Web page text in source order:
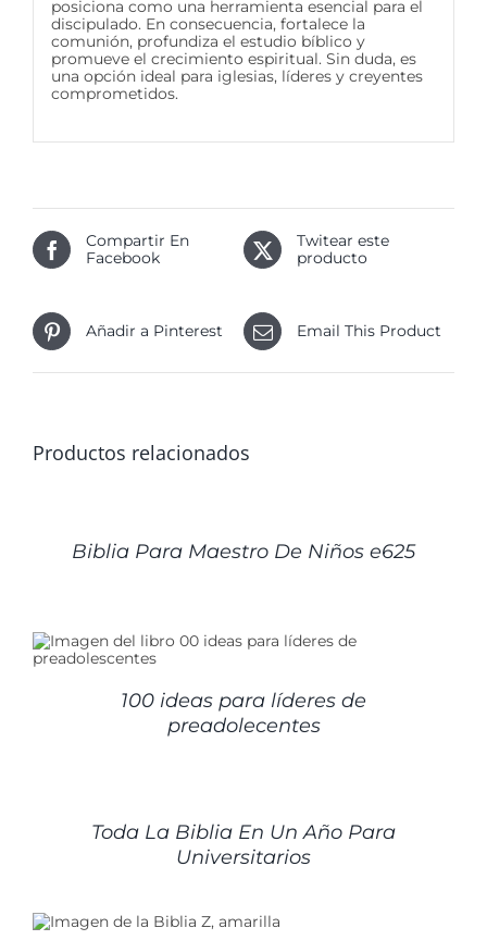
posiciona como una herramienta esencial para el
discipulado. En consecuencia, fortalece la
comunión, profundiza el estudio bíblico y
promueve el crecimiento espiritual. Sin duda, es
una opción ideal para iglesias, líderes y creyentes
comprometidos.
Compartir En
Facebook
Twitear este
producto
Añadir a Pinterest Email This Product
Productos relacionados
Biblia Para Maestro De Niños e625
100 ideas para líderes de
preadolecentes
Toda La Biblia En Un Año Para
Universitarios